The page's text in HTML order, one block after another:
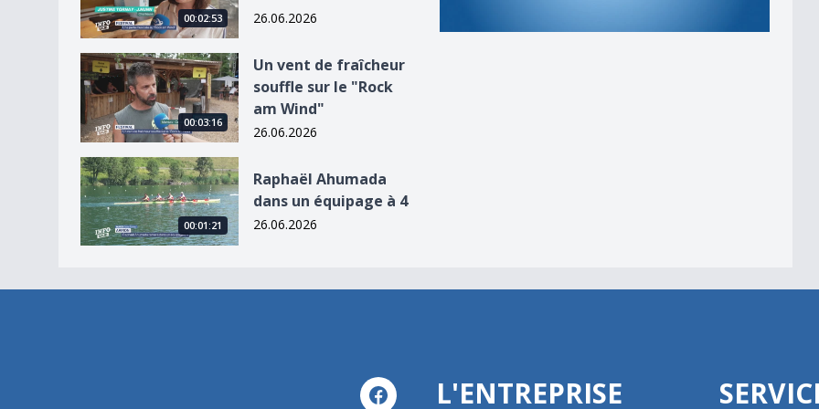
00:02:53 26.06.2026
Un vent de fraîcheur souffle sur le &quot;Rock am Wind&quot;
00:03:16
Un vent de fraîcheur
souffle sur le "Rock
am Wind"
26.06.2026
Raphaël Ahumada dans un équipage à 4
00:01:21
Raphaël Ahumada
dans un équipage à 4
26.06.2026
L'ENTREPRISE